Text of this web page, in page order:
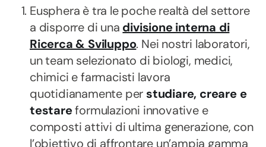
Eusphera è tra le poche realtà del settore
a disporre di una divisione interna di
Ricerca & Sviluppo. Nei nostri laboratori,
un team selezionato di biologi, medici,
chimici e farmacisti lavora
quotidianamente per studiare, creare e
testareformulazioni innovative e
composti attivi di ultima generazione, con
l’obiettivo di affrontare un’ampia gamma